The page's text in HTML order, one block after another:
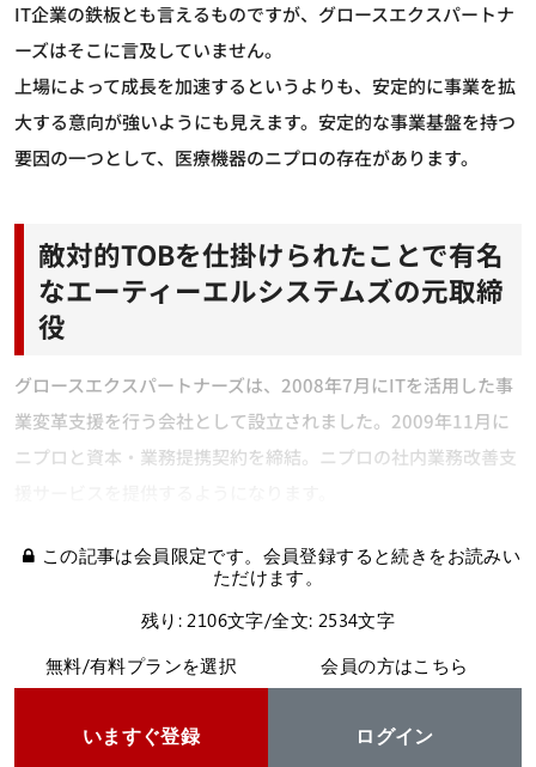
IT企業の鉄板とも言えるものですが、グロースエクスパートナ
ーズはそこに言及していません。
上場によって成長を加速するというよりも、安定的に事業を拡
大する意向が強いようにも見えます。安定的な事業基盤を持つ
要因の一つとして、医療機器のニプロの存在があります。
敵対的TOBを仕掛けられたことで有名
なエーティーエルシステムズの元取締
役
グロースエクスパートナーズは、2008年7月にITを活用した事
業変革支援を行う会社として設立されました。2009年11月に
ニプロと資本・業務提携契約を締結。ニプロの社内業務改善支
この記事は会員限定です。会員登録すると続きをお読みい
ただけます。
残り: 2106文字/全文: 2534文字
無料/有料プランを選択
いますぐ登録
会員の方はこちら
ログイン